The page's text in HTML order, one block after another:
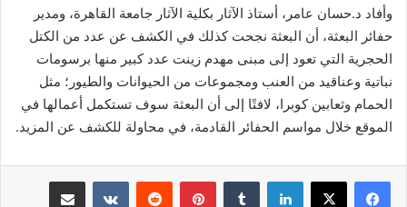
وأفاد د.حسان عامر، أستاذ الآثار بكلية الآثار جامعة القاهرة، ومدير
حفائر البعثة، أن البعثة نجحت كذلك في الكشف عن عدد من الكتل
الحجرية التي تعود إلى مبنى مهدم زينت عدد كبير منها برسومات
نباتية وعناقيد من العنب ومجموعات من الحيوانات والطيور؛ مثل
الحمام وثعابين كوبرا، لافتًا إلى أن البعثة سوف تستكمل أعمالها في
الموقع خلال مواسم الحفائر القادمة، في محاولة للكشف عن المزيد.
لينكدإن بينتيريست مشاركة عبر البريد